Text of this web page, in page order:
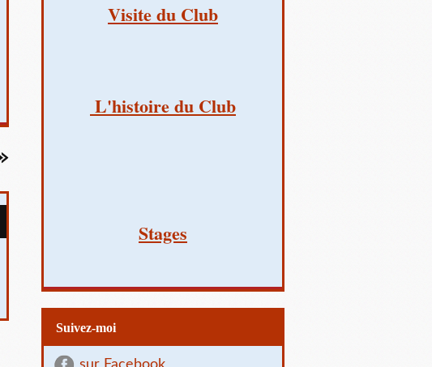
Visite du Club
L'histoire du Club
Stages
Suivez-moi
sur Facebook